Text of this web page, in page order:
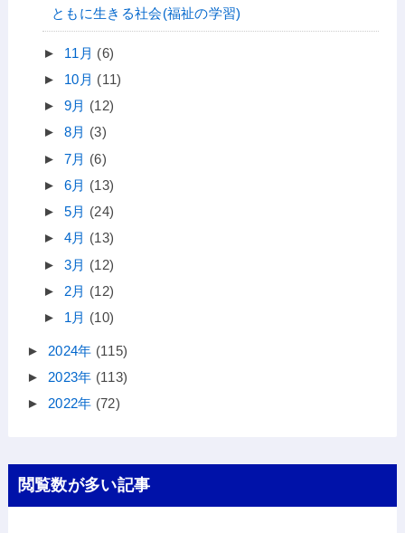
ともに生きる社会(福祉の学習)
► 11月 (6)
► 10月 (11)
► 9月 (12)
► 8月 (3)
► 7月 (6)
► 6月 (13)
► 5月 (24)
► 4月 (13)
► 3月 (12)
► 2月 (12)
► 1月 (10)
► 2024年 (115)
► 2023年 (113)
► 2022年 (72)
閲覧数が多い記事